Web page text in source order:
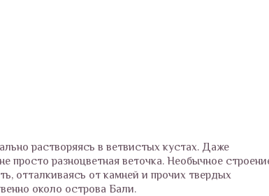
растворяясь в ветвистых кустах. Даже
просто разноцветная веточка. Необычное
отталкиваясь от камней и прочих твердых
около острова Бали.